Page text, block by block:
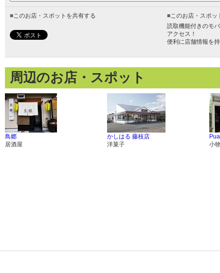
■このお店・スポットを共有する ■このお店・スポッ
読取機能付きのモ
アクセス！
便利に店舗情報を
周辺のお店・スポット
鳥郷
居酒屋
かしはる 藤枝店
洋菓子
小